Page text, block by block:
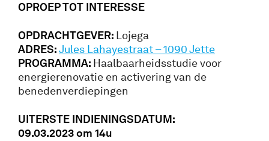
OPROEP TOT INTERESSE
OPDRACHTGEVER: Lojega
ADRES:Jules Lahayestraat – 1090 Jette
PROGRAMMA: Haalbaarheidsstudie voor
energierenovatie en activering van de
benedenverdiepingen
UITERSTE INDIENINGSDATUM:
09.03.2023 om 14u